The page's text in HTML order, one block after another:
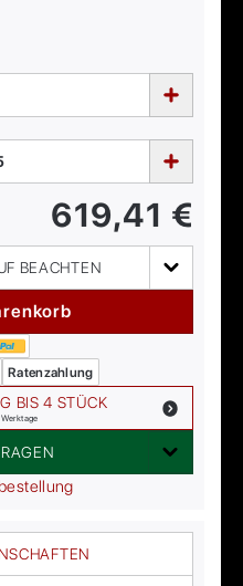
619,41 €
BEACHTEN
Ratenzahlung
BIS 4 STÜCK